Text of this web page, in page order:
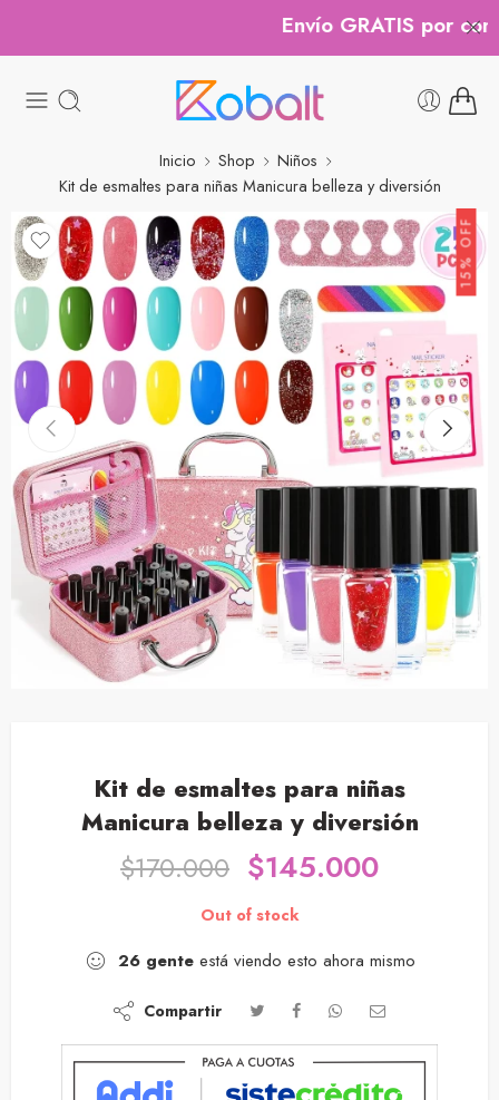
Envío GRATIS por
Inicio Shop
Niños
Kit de esmaltes para niñas Manicura belleza y diversión
15% OFF
Kit de esmaltes para niñas
Manicura belleza y diversión
$170.000 $145.000
Out of stock
26 genteestá viendo esto ahora mismo
Compartir